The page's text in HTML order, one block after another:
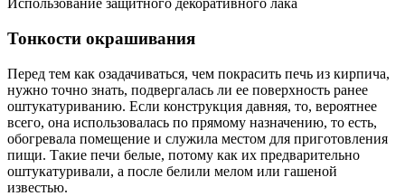
Использование защитного декоративного лака
Тонкости окрашивания
Перед тем как озадачиваться, чем покрасить печь из кирпича,
нужно точно знать, подвергалась ли ее поверхность ранее
оштукатуриванию. Если конструкция давняя, то, вероятнее
всего, она использовалась по прямому назначению, то есть,
обогревала помещение и служила местом для приготовления
пищи. Такие печи белые, потому как их предварительно
оштукатуривали, а после белили мелом или гашеной
известью.